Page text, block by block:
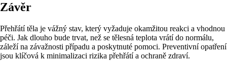
Závěr
Přehřátí těla je vážný stav, který vyžaduje okamžitou reakci a vhodnou
péči. Jak dlouho bude trvat, než se tělesná teplota vrátí do normálu,
záleží na závažnosti případu a poskytnuté pomoci. Preventivní opatření
jsou klíčová k minimalizaci rizika přehřátí a ochraně zdraví.